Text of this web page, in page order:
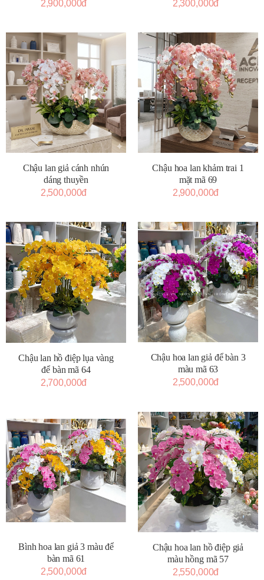
2,900,000đ
2,300,000đ
Chậu lan giả cánh nhún
dáng thuyền
2,500,000đ
Chậu hoa lan khảm trai 1
mặt mã 69
2,900,000đ
Chậu lan hồ điệp lụa vàng
để bàn mã 64
2,700,000đ
Chậu hoa lan giả để bàn 3
màu mã 63
2,500,000đ
Bình hoa lan giả 3 màu để
bàn mã 61
2,500,000đ
Chậu hoa lan hồ điệp giả
màu hồng mã 57
2,550,000đ